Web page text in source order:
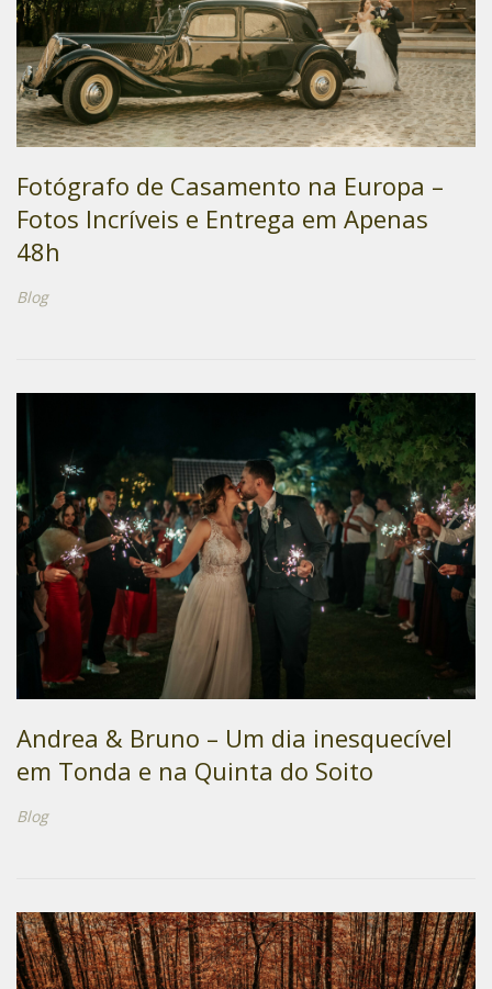
Fotógrafo de Casamento na Europa –
Fotos Incríveis e Entrega em Apenas
48h
Blog
Andrea & Bruno – Um dia inesquecível
em Tonda e na Quinta do Soito
Blog